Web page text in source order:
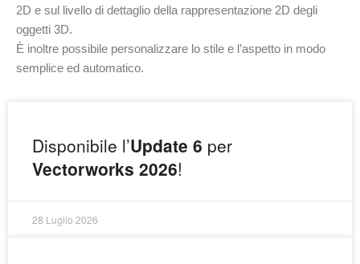
2D e sul livello di dettaglio della rappresentazione 2D degli
oggetti 3D.
È inoltre possibile personalizzare lo stile e l’aspetto in modo
semplice ed automatico.
Disponibile l’Update 6 per
Vectorworks 2026!
28 Luglio 2026